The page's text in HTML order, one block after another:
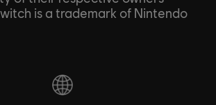
is a trademark of Nintendo.